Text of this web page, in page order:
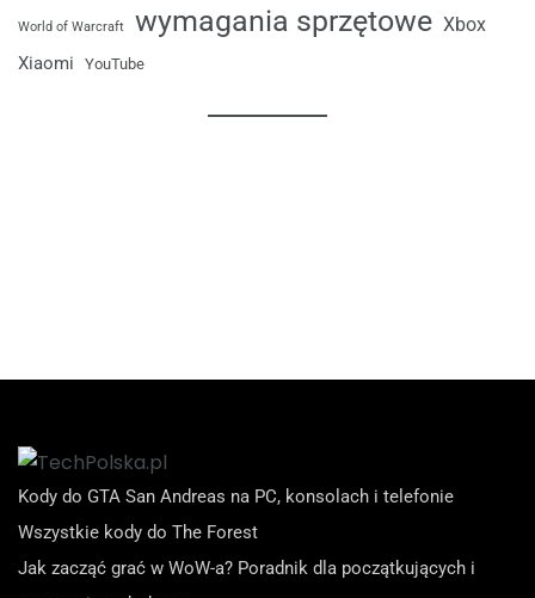
World of Warcraft wymagania sprzętowe Xbox
Xiaomi YouTube
Kody do GTA San Andreas na PC, konsolach i telefonie
Wszystkie kody do The Forest
Jak zacząć grać w WoW-a? Poradnik dla początkujących i